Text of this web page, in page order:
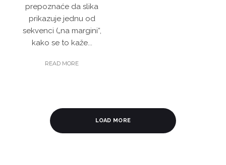
prepoznaće da slika
prikazuje jednu od
sekvenci („na margini“,
kako se to kaže...
READ MORE
LOAD MORE